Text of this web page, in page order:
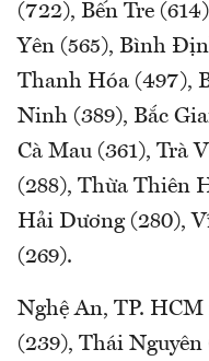
(722), Bến Tre
Yên (565), Bình
Thanh Hóa (497),
Ninh (389), Bắc
Cà Mau (361), Trà
(288), Thừa Thiên
Hải Dương (280),
(269).
Nghệ An, TP.
(239), Thái